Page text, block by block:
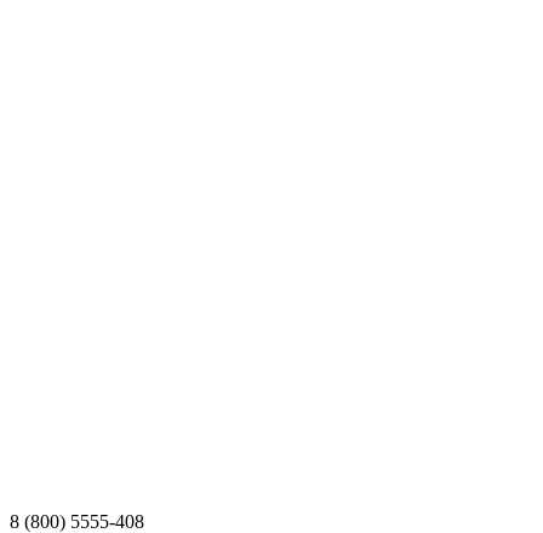
8 (800) 5555-408